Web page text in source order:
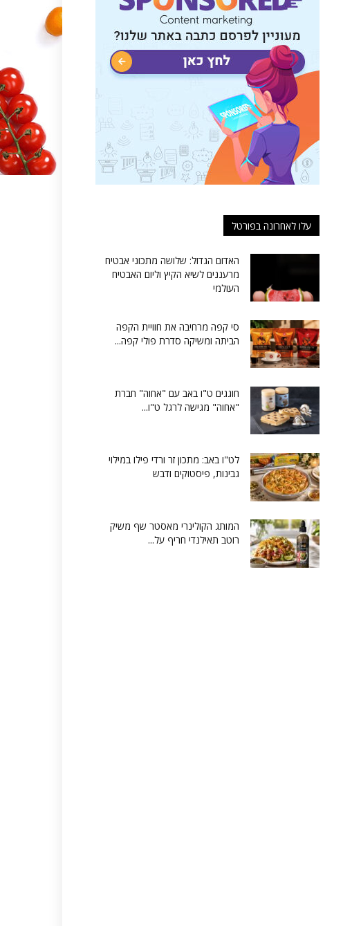
עלו לאחרונה בפורטל
האדום הגדול: שלושה מתכוני אבטיח
מרעננים לשיא הקיץ וליום האבטיח
העולמי
סי קפה מרחיבה את חוויית הקפה
הביתה ומשיקה סדרת פולי קפה...
חוגגים ט"ו באב עם "אחוה" חברת
"אחוה" מגישה לרגל ט"ו...
לט"ו באב: מתכון זר ורדי פילו במילוי
גבינות, פיסטוקים ודבש
המותג הקולינרי מאסטר שף משיק
רוטב תאילנדי חריף על...